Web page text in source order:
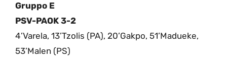
Gruppo E
PSV-PAOK 3-2
4’Varela, 13’Tzolis (PA), 20’Gakpo, 51’Madueke,
53’Malen (PS)